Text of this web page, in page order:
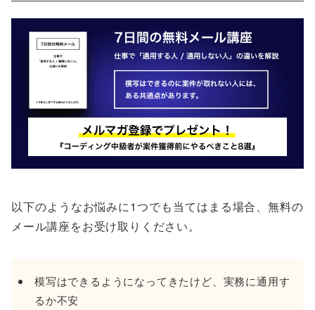
以下のようなお悩みに1つでも当てはまる場合、無料の
メール講座をお受け取りください。
模写はできるようになってきたけど、実務に通用す
るか不安